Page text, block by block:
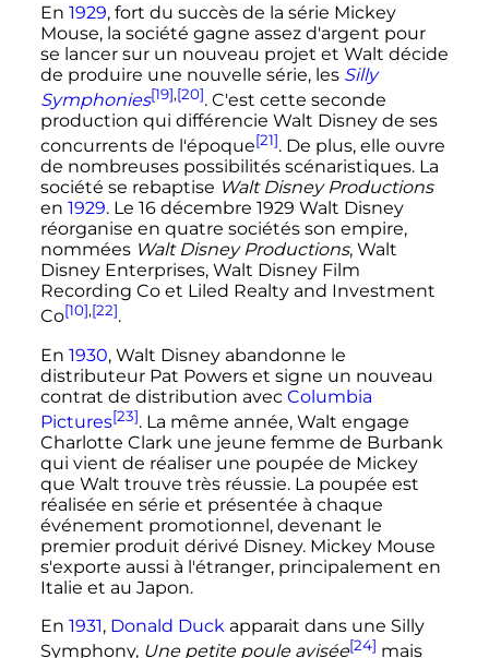
En 1929, fort du succès de la série Mickey
Mouse, la société gagne assez d'argent pour
se lancer sur un nouveau projet et Walt décide
de produire une nouvelle série, les Silly
Symphonies[19],[20]. C'est cette seconde
production qui différencie Walt Disney de ses
concurrents de l'époque[21]. De plus, elle ouvre
de nombreuses possibilités scénaristiques. La
société se rebaptise Walt Disney Productions
en 1929. Le 16 décembre 1929 Walt Disney
réorganise en quatre sociétés son empire,
nommées Walt Disney Productions, Walt
Disney Enterprises, Walt Disney Film
Recording Co et Liled Realty and Investment
Co[10],[22].
En 1930, Walt Disney abandonne le
distributeur Pat Powers et signe un nouveau
contrat de distribution avec Columbia
Pictures[23]. La même année, Walt engage
Charlotte Clark une jeune femme de Burbank
qui vient de réaliser une poupée de Mickey
que Walt trouve très réussie. La poupée est
réalisée en série et présentée à chaque
événement promotionnel, devenant le
premier produit dérivé Disney. Mickey Mouse
s'exporte aussi à l'étranger, principalement en
Italie et au Japon.
En 1931, Donald Duckapparait dans une Silly
Symphony, Une petite poule avisée[24] mais